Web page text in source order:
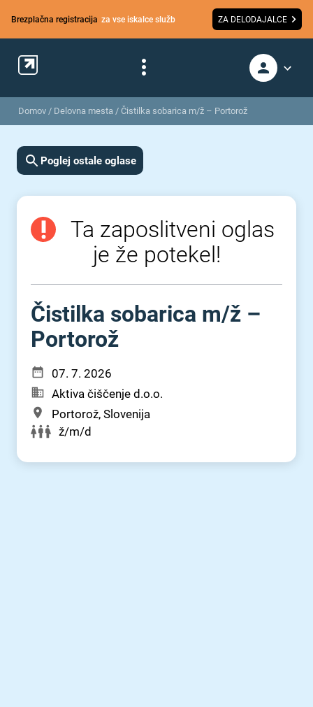
Brezplačna registracija za vse iskalce služb ZA DELODAJALCE
Domov / Delovna mesta / Čistilka sobarica m/ž – Portorož
Poglej ostale oglase
Ta zaposlitveni oglas
je že potekel!
Čistilka sobarica m⁠/⁠ž –
Portorož
07. 7. 2026
Aktiva čiščenje d.o.o.
Portorož, Slovenija
ž/m/d